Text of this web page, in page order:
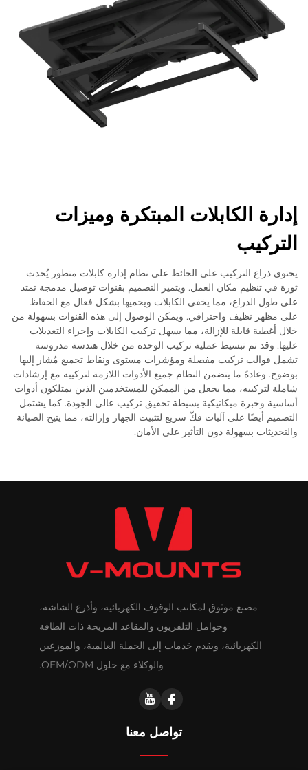
إدارة الكابلات المبتكرة وميزات
التركيب
يحتوي ذراع التركيب على الحائط على نظام إدارة كابلات متطور يُحدث
ثورة في تنظيم مكان العمل. ويتميز التصميم بقنوات توصيل مدمجة تمتد
على طول الذراع، مما يخفي الكابلات ويحميها بشكل فعال مع الحفاظ
على مظهر نظيف واحترافي. ويمكن الوصول إلى هذه القنوات بسهولة من
خلال أغطية قابلة للإزالة، مما يسهل تركيب الكابلات وإجراء التعديلات
عليها. وقد تم تبسيط عملية تركيب الوحدة من خلال هندسة مدروسة
تشمل قوالب تركيب مفصلة ومؤشرات مستوى ونقاط تجميع مُشار إليها
بوضوح. وعادةً ما يتضمن النظام جميع الأدوات اللازمة لتركيبه مع إرشادات
شاملة لتركيبه، مما يجعل من الممكن للمستخدمين الذين يمتلكون أدوات
أساسية وخبرة ميكانيكية بسيطة تحقيق تركيب عالي الجودة. كما يشتمل
التصميم أيضًا على آليات فكّ سريع لتثبيت الجهاز وإزالته، مما يتيح الصيانة
والتحديثات بسهولة دون التأثير على الأمان.
مصنع موثوق لمكاتب الوقوف الكهربائية، وأذرع الشاشة،
وحوامل التلفزيون والمقاعد المريحة ذات الطاقة
الكهربائية، ويقدم خدمات إلى الجملة العالمية، والموزعين
والوكلاء مع حلول OEM/ODM.
تواصل معنا